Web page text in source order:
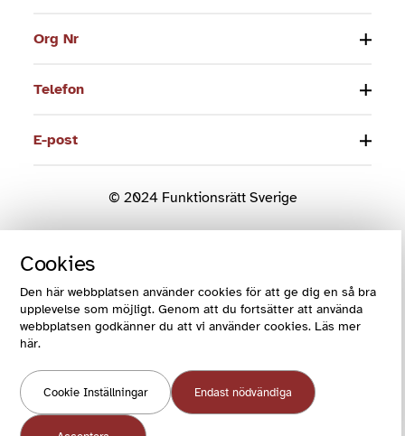
Cookies
Den här webbplatsen använder cookies för att ge dig en så bra
upplevelse som möjligt. Genom att du fortsätter att använda
webbplatsen godkänner du att vi använder cookies. Läs mer
här.
Cookie Inställningar Endast nödvändiga
Org Nr
Telefon
E-post
© 2024 Funktionsrätt Sverige